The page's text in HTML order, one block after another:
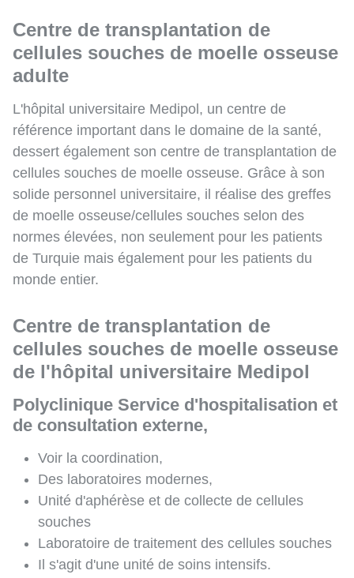
Centre de transplantation de
cellules souches de moelle osseuse
adulte
L'hôpital universitaire Medipol, un centre de
référence important dans le domaine de la santé,
dessert également son centre de transplantation de
cellules souches de moelle osseuse. Grâce à son
solide personnel universitaire, il réalise des greffes
de moelle osseuse/cellules souches selon des
normes élevées, non seulement pour les patients
de Turquie mais également pour les patients du
monde entier.
Centre de transplantation de
cellules souches de moelle osseuse
de l'hôpital universitaire Medipol
Polyclinique Service d'hospitalisation et
de consultation externe,
Voir la coordination,
Des laboratoires modernes,
Unité d'aphérèse et de collecte de cellules
souches
Laboratoire de traitement des cellules souches
Il s'agit d'une unité de soins intensifs.